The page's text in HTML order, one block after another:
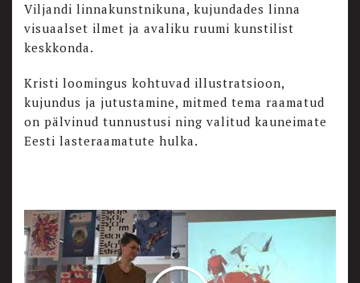
Viljandi linnakunstnikuna, kujundades linna
visuaalset ilmet ja avaliku ruumi kunstilist
keskkonda.
Kristi loomingus kohtuvad illustratsioon,
kujundus ja jutustamine, mitmed tema raamatud
on pälvinud tunnustusi ning valitud kauneimate
Eesti lasteraamatute hulka.